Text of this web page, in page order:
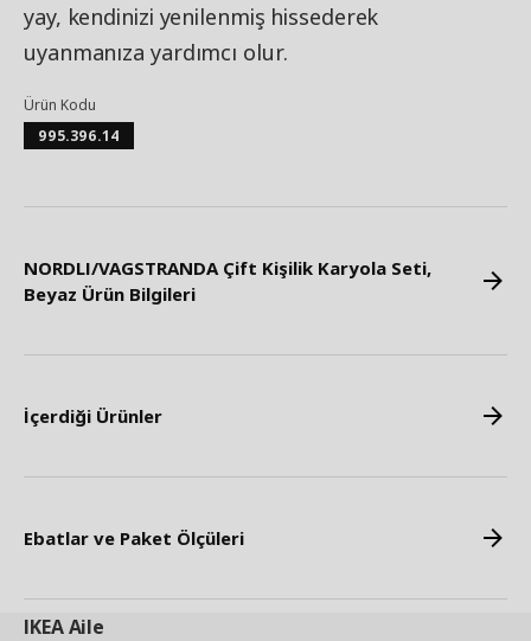
yay, kendinizi yenilenmiş hissederek
uyanmanıza yardımcı olur.
Ürün Kodu
995.396.14
NORDLI/VAGSTRANDA Çift Kişilik Karyola Seti,
Beyaz Ürün Bilgileri
İçerdiği Ürünler
Ebatlar ve Paket Ölçüleri
IKEAAile